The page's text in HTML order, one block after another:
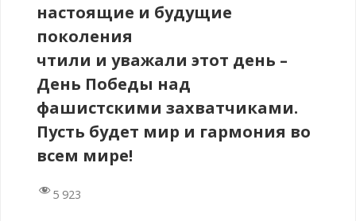
настоящие и будущие
поколения
чтили и уважали этот день –
День Победы над
фашистскими захватчиками.
Пусть будет мир и гармония во
всем мире!
5 923